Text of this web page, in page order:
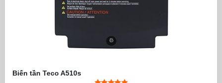
Biến tần Teco A510s